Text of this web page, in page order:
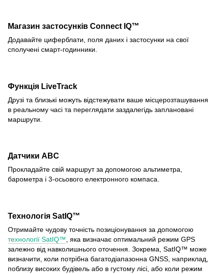
Магазин застосунків Connect IQ™
Додавайте циферблати, поля даних і застосунки на свої
сполучені смарт-годинники.
Функція LiveTrack
Друзі та близькі можуть відстежувати ваше місцерозташування
в реальному часі та переглядати заздалегідь заплановані
маршрути.
Датчики ABC
Прокладайте свій маршрут за допомогою альтиметра,
барометра і 3-осьового електронного компаса.
Технологія SatIQ™
Отримайте чудову точність позиціонування за допомогою
технології SatIQ™ , яка визначає оптимальний режим GPS
залежно від навколишнього оточення. Зокрема, SatIQ™ може
визначити, коли потрібна багатодіапазонна GNSS, наприклад,
поблизу високих будівель або в густому лісі, або коли режим